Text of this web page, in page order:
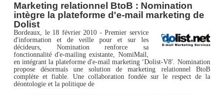
Marketing relationnel BtoB : Nomination
intègre la plateforme d'e-mail marketing de
Dolist
Bordeaux, le 18 février 2010 - Premier service
d'information et de veille pour et sur les
décideurs, Nomination renforce sa
fonctionnalité d'e-mailing existante, NomiMail,
en intégrant la plateforme d'e-mail marketing ‘Dolist-V8'. Nomination
propose désormais une solution de marketing relationnel BtoB
complète et fiable. Une collaboration fondée sur le respect de la
déontologie et la politique de